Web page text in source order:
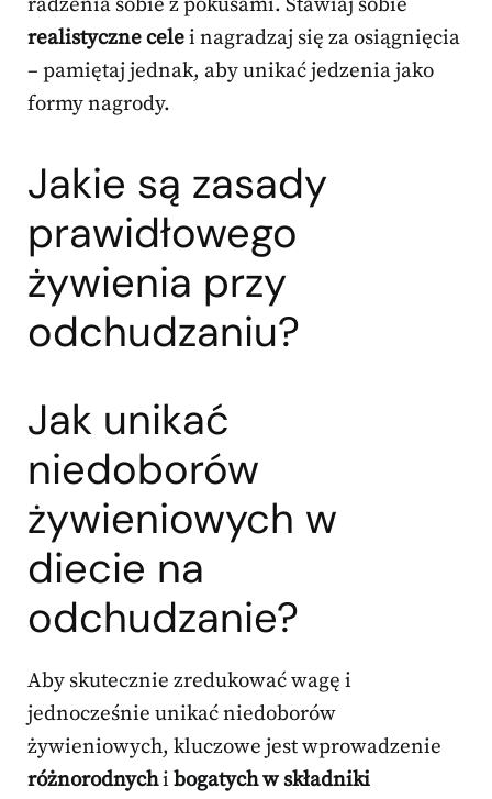
radzenia sobie z pokusami. Stawiaj sobie
realistyczne celei nagradzaj się za osiągnięcia
– pamiętaj jednak, aby unikać jedzenia jako
formy nagrody.
Jakie są zasady
prawidłowego
żywienia przy
odchudzaniu?
Jak unikać
niedoborów
żywieniowych w
diecie na
odchudzanie?
Aby skutecznie zredukować wagę i
jednocześnie unikać niedoborów
żywieniowych, kluczowe jest wprowadzenie
różnorodnychi bogatych w składniki